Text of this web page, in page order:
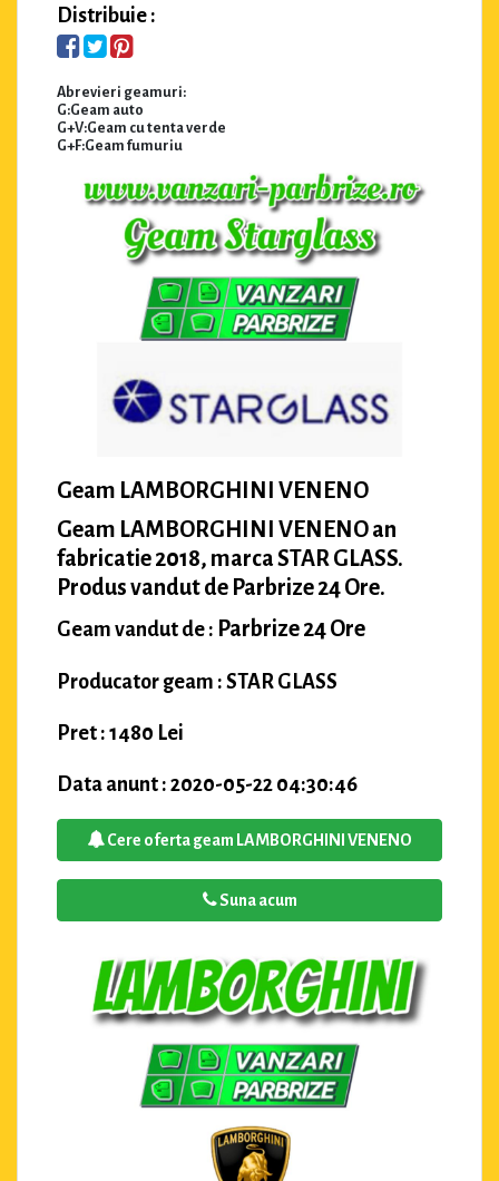
Distribuie :
Abrevieri geamuri:
G:Geam auto
G+V:Geam cu tenta verde
G+F:Geam fumuriu
Geam LAMBORGHINI VENENO
Geam LAMBORGHINI VENENO an
fabricatie 2018, marca STAR GLASS.
Produs vandut de Parbrize 24 Ore.
Geam vandut de : Parbrize 24 Ore
Producator geam : STAR GLASS
Pret : 1480 Lei
Data anunt : 2020-05-22 04:30:46
Cere oferta geam LAMBORGHINI VENENO
Suna acum